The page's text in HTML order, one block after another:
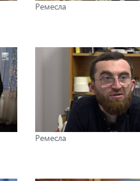
Ремесла
Ремесла